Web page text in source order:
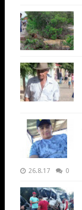
26.8.17 0